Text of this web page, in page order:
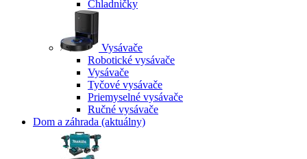
Chladničky
Vysávače
Robotické vysávače
Vysávače
Tyčové vysávače
Priemyselné vysávače
Ručné vysávače
Dom a záhrada (aktuálny)